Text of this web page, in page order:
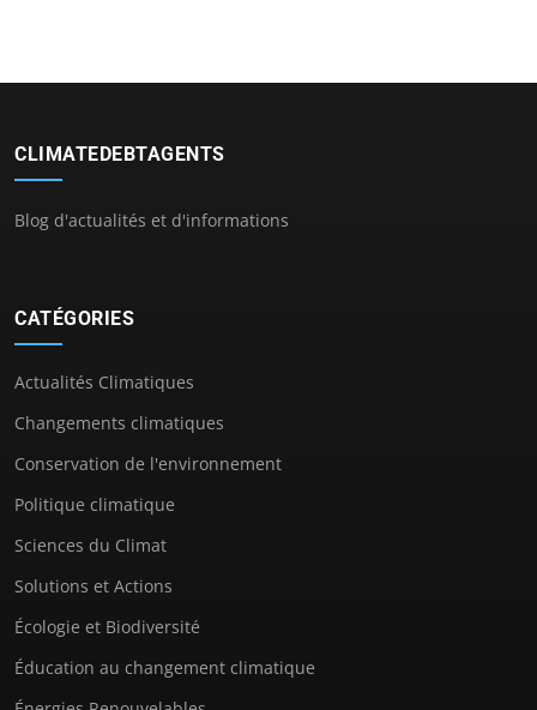
CLIMATEDEBTAGENTS
Blog d'actualités et d'informations
CATÉGORIES
Actualités Climatiques
Changements climatiques
Conservation de l'environnement
Politique climatique
Sciences du Climat
Solutions et Actions
Écologie et Biodiversité
Éducation au changement climatique